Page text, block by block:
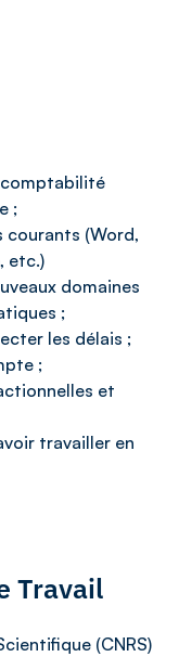
comptabilité
;
courants (Word,
etc.)
domaines
;
les délais ;
;
et
travailler en
Travail
(CNRS)